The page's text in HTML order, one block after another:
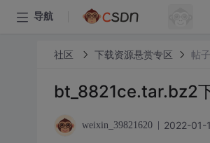
导航
社区 下载资源悬赏专区 帖
bt_8821ce.tar.bz2
weixin_39821620 2022-01-